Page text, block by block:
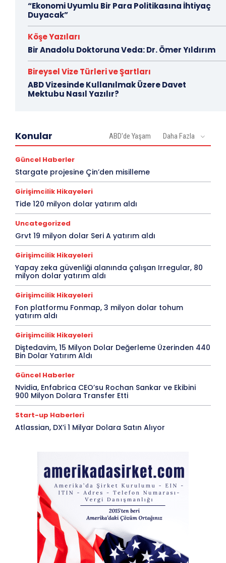
“Ekonomi Uyumlu Bir Para Politikasına İhtiyaç
Duyacak”
Köşe Yazıları
Bir Anadolu Doktoruna Veda: Dr. Ömer Yıldırım
Bireysel Vize Türleri ve Şartları
ABD Vizesinde Kullanılmak Üzere Davet
Mektubu Nasıl Yazılır?
Konular ABD'de Yaşam Daha Fazla
Güncel Haberler
Stargate projesine Çin’den misilleme
Girişimcilik Hikayeleri
Tide 120 milyon dolar yatırım aldı
Uncategorized
Grvt 19 milyon dolar Seri A yatırım aldı
Girişimcilik Hikayeleri
Yapay zeka güvenliği alanında çalışan Irregular, 80
milyon dolar yatırım aldı
Girişimcilik Hikayeleri
Fon platformu Fonmap, 3 milyon dolar tohum
yatırım aldı
Girişimcilik Hikayeleri
Diştedavim, 15 Milyon Dolar Değerleme Üzerinden 440
Bin Dolar Yatırım Aldı
Güncel Haberler
Nvidia, Enfabrica CEO’su Rochan Sankar ve Ekibini
900 Milyon Dolara Transfer Etti
Start-up Haberleri
Atlassian, DX’i 1 Milyar Dolara Satın Alıyor